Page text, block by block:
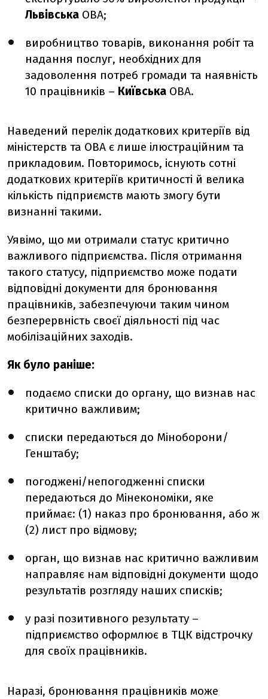
Львівська ОВА;
виробництво товарів, виконання робіт та
надання послуг, необхідних для
задоволення потреб громади та наявність
10 працівників – Київська ОВА.
Наведений перелік додаткових критеріїв від
міністерств та ОВА є лише ілюстраційним та
прикладовим. Повторимось, існують сотні
додаткових критеріїв критичності й велика
кількість підприємств мають змогу бути
визнанні такими.
Уявімо, що ми отримали статус критично
важливого підприємства. Після отримання
такого статусу, підприємство може подати
відповідні документи для бронювання
працівників, забезпечуючи таким чином
безперервність своєї діяльності під час
мобілізаційних заходів.
Як було раніше:
подаємо списки до органу, що визнав нас
критично важливим;
списки передаються до Міноборони/
Генштабу;
погоджені/непогодженні списки
передаються до Мінекономіки, яке
приймає: (1) наказ про бронювання, або ж
(2) лист про відмову;
орган, що визнав нас критично важливим
направляє нам відповідні документи щодо
результатів розгляду наших списків;
у разі позитивного результату –
підприємство оформлює в ТЦК відстрочку
для своїх працівників.
Наразі, бронювання працівників може